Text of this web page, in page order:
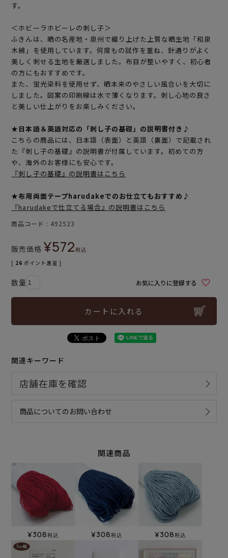
す。
＜ホビーラホビーレの刺し子＞
ふきんは、晒の名産地・泉州で織り上げた上質な晒生地「和泉
木綿」を使用しています。何度もの試作を重ね、針通りがよく
美しく刺せる生地を厳選しました。布目が整いやすく、初心者
の方にもおすすめです。
また、蛍光染料を使用せず、晒本来のやさしい風合いを大切に
しました。図案の印刷線は水で薄くなります。刺し心地の良さ
と美しい仕上がりをお楽しみください。
★日本語＆英語対応の「刺し子の基礎」の説明書付き♪
こちらの商品には、日本語（表面）と英語（裏面）で記載され
た『刺し子の基礎』の説明書が付属しています。初めての方
や、海外のお客様にも安心です。
『刺し子の基礎』の説明書はこちら
★布用両面テープharudakeでのお仕立てもおすすめ♪
『harudakeで仕立てる場合』の説明書はこちら
商品コード 492523
販売価格 ¥572税込
[ 26 ポイント進呈 ]
お気に入りに登録する
カートに入れる
関連キーワード
商品についてのお問い合わせ
関連商品
¥308税込 ¥308税込 ¥308税込